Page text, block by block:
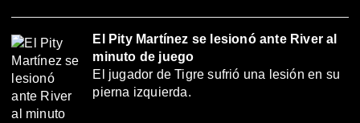
El Pity Martínez se lesionó ante River al
minuto de juego
El jugador de Tigre sufrió una lesión en su
pierna izquierda.